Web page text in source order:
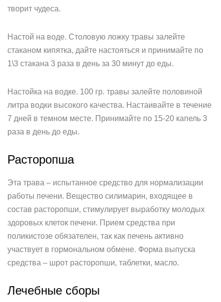
творит чудеса.
Настой на воде. Столовую ложку травы залейте
стаканом кипятка, дайте настояться и принимайте по
1\3 стакана 3 раза в день за 30 минут до еды.
Настойка на водке. 100 гр. травы залейте половиной
литра водки высокого качества. Настаивайте в течение
7 дней в темном месте. Принимайте по 15-20 капель 3
раза в день до еды.
Расторопша
Эта трава – испытанное средство для нормализации
работы печени. Вещество силимарин, входящее в
состав расторопши, стимулирует выработку молодых
здоровых клеток печени. Прием средства при
поликистозе обязателен, так как печень активно
участвует в гормональном обмене. Форма выпуска
средства – шрот расторопши, таблетки, масло.
Лечебные сборы